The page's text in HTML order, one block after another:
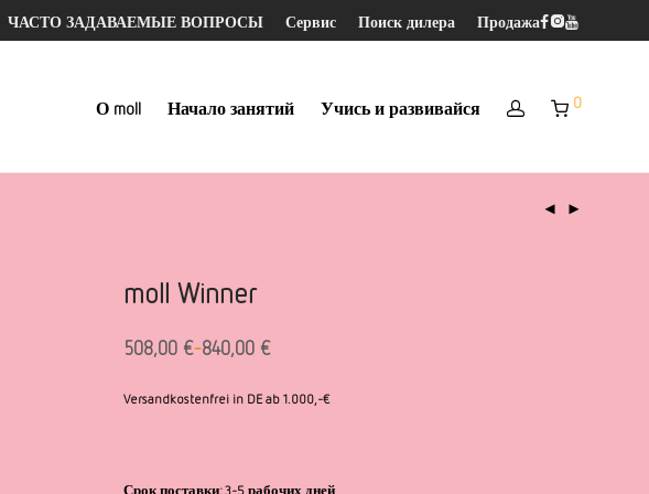
ЧАСТО ЗАДАВАЕМЫЕ ВОПРОСЫ Сервис Поиск дилера Продажа
О moll Начало занятий Учись и развивайся 0
moll Winner
508,00 €-840,00 €
Versandkostenfrei in DE ab 1.000,-€
Срок поставки:3-5 рабочих дней